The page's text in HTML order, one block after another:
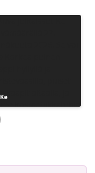
Julkaissut
Ke